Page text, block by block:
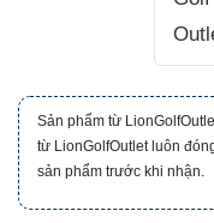
Sản phẩm từ
từ LionGolfOutlet luôn
sản phẩm trước khi nhận.